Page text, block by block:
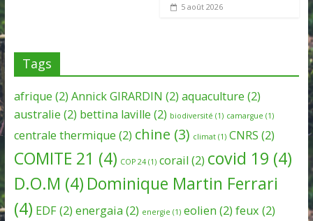
5 août 2026
Tags
afrique (2) Annick GIRARDIN (2) aquaculture (2)
australie (2) bettina laville (2) biodiversité (1) camargue (1)
centrale thermique (2) chine (3) climat(1) CNRS (2)
COMITE 21 (4) COP 24(1) corail (2) covid 19 (4)
D.O.M (4) Dominique Martin Ferrari
(4) EDF(2) energaia (2) energie (1) eolien (2) feux (2)